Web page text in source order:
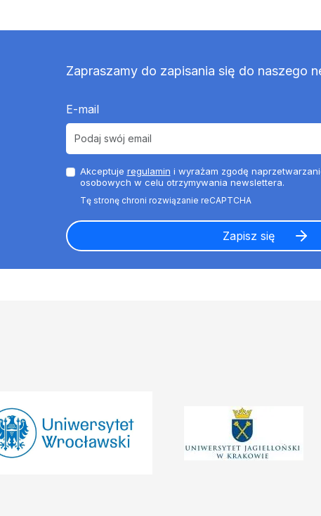
Zapraszamy do zapisania się do naszego
E-mail
Akceptuje regulamin i wyrażam zgodę
osobowych w celu otrzymywania newslettera.